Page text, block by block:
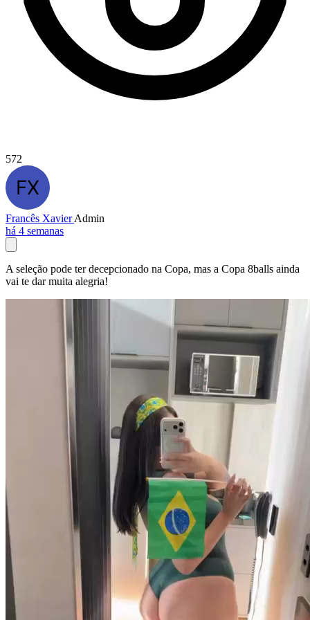
572
Francês XavierAdmin
há 4 semanas
A seleção pode ter decepcionado na Copa, mas a Copa 8balls ainda
vai te dar muita alegria!